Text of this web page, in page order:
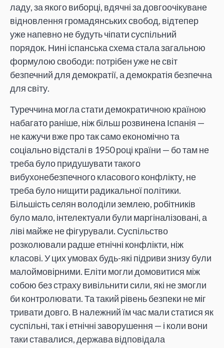
ладу, за якого виборці, вдячні за довгоочікуване
відновлення громадянських свобод, відтепер
уже напевно не будуть чіпати суспільний
порядок. Нині іспанська схема стала загальною
формулою свободи: потрібен уже не світ
безпечний для демократії, а демократія безпечна
для світу.
Туреччина могла стати демократичною країною
набагато раніше, ніж більш розвинена Іспанія —
не кажучи вже про так само економічно та
соціально відсталі в 1950 році країни — бо там не
треба було придушувати такого
вибухонебезпечного класового конфлікту, не
треба було нищити радикальної політики.
Більшість селян володіли землею, робітників
було мало, інтелектуали були маргіналізовані, а
ліві майже не фігурували. Суспільство
розколювали радше етнічні конфлікти, ніж
класові. У цих умовах будь-які підриви знизу були
малоймовірними. Еліти могли домовитися між
собою без страху вивільнити сили, які не змогли
би контролювати. Та такий рівень безпеки не міг
тривати довго. В належний їм час мали статися як
суспільні, так і етнічні заворушення — і коли вони
таки ставалися, держава відповідала